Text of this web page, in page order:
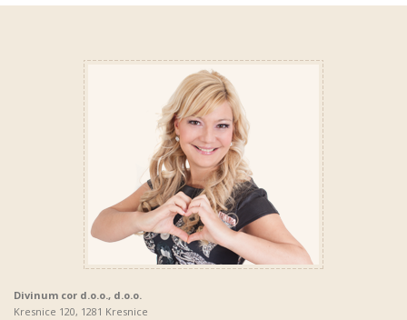
Divinum cor d.o.o., d.o.o.
Kresnice 120, 1281 Kresnice